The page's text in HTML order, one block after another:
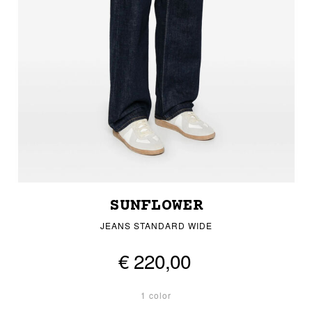
SUNFLOWER
JEANS STANDARD WIDE
€ 220,00
1 color